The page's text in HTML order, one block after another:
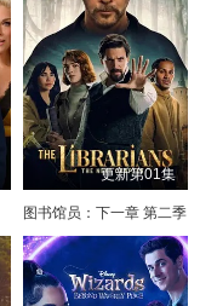
更新第01集
图书馆员：下一章 第二季